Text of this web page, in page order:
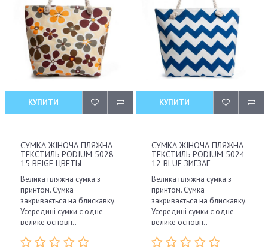
КУПИТИ
СУМКА ЖІНОЧА ПЛЯЖНА
ТЕКСТИЛЬ PODIUM 5028-
15 BEIGE ЦВЕТЫ
Велика пляжна сумка з
принтом. Сумка
закривається на блискавку.
Усередині сумки є одне
велике основн..
КУПИТИ
СУМКА ЖІНОЧА ПЛЯЖНА
ТЕКСТИЛЬ PODIUM 5024-
12 BLUE ЗИГЗАГ
Велика пляжна сумка з
принтом. Сумка
закривається на блискавку.
Усередині сумки є одне
велике основн..